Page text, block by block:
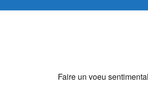
Faire un voeu